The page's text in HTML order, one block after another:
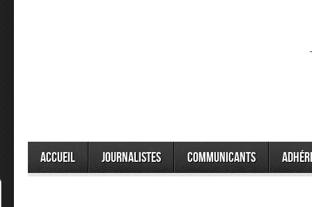
Accueil Journalistes Communicants